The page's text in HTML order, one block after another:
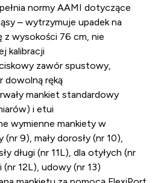
normy AAMI dotyczące
– wytrzymuje upadek na
z wysokości 76 cm, nie
kalibracji
zawór spustowy,
dowolną ręką
mankiet standardowy
i etui
wymienne mankiety w
(nr 9), mały dorosły (nr 10),
długi (nr 11L), dla otyłych (nr
(nr 12L), udowy (nr 13)